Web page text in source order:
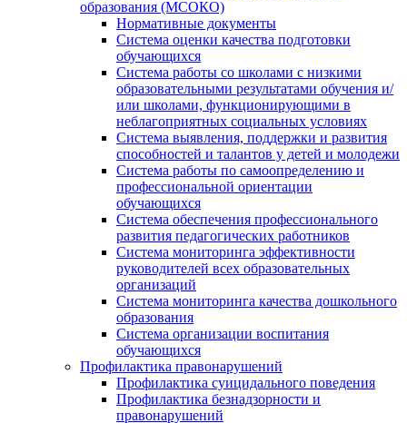
образования (МСОКО)
Нормативные документы
Система оценки качества подготовки
обучающихся
Система работы со школами с низкими
образовательными результатами обучения и/
или школами, функционирующими в
неблагоприятных социальных условиях
Система выявления, поддержки и развития
способностей и талантов у детей и молодежи
Система работы по самоопределению и
профессиональной ориентации
обучающихся
Система обеспечения профессионального
развития педагогических работников
Система мониторинга эффективности
руководителей всех образовательных
организаций
Система мониторинга качества дошкольного
образования
Система организации воспитания
обучающихся
Профилактика правонарушений
Профилактика суицидального поведения
Профилактика безнадзорности и
правонарушений